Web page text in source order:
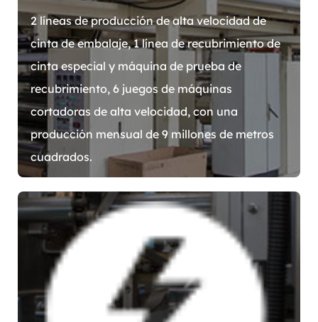
2 líneas de producción de alta velocidad de
cinta de embalaje, 1 línea de recubrimiento de
cinta especial y máquina de prueba de
recubrimiento, 6 juegos de máquinas
cortadoras de alta velocidad, con una
producción mensual de 9 millones de metros
cuadrados.